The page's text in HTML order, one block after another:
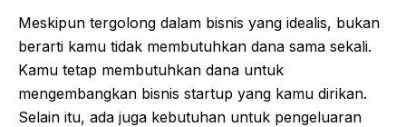
Meskipun tergolong dalam bisnis yang idealis, bukan
berarti kamu tidak membutuhkan dana sama sekali.
Kamu tetap membutuhkan dana untuk
mengembangkan bisnis startup yang kamu dirikan.
Selain itu, ada juga kebutuhan untuk pengeluaran